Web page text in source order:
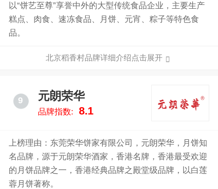
以“饼艺至尊”享誉中外的大型传统食品企业，主要生产
糕点、肉食、速冻食品、月饼、元宵、粽子等特色食
品。
北京稻香村品牌详细介绍点击展开
9 元朗荣华
品牌指数: 8.1
上榜理由：东莞荣华饼家有限公司，元朗荣华，月饼知
名品牌，源于元朗荣华酒家，香港名牌，香港最受欢迎
的月饼品牌之一，香港经典品牌之殿堂级品牌，以白莲
蓉月饼著称。